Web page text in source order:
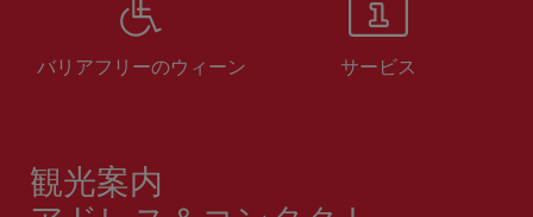
バリアフリーのウィーン サービス
観光案内